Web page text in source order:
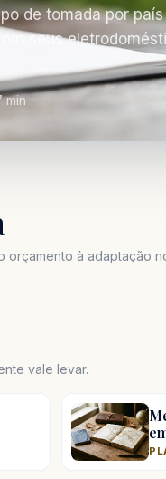
de tomada por
seus
min
à adaptação
vale levar.